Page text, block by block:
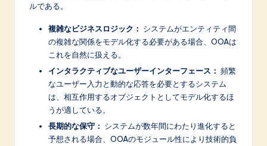
ルである。
複雑なビジネスロジック： システムがエンティティ間
の複雑な関係をモデル化する必要がある場合、OOAは
これを自然に扱える。
インタラクティブなユーザーインターフェース： 頻繁
なユーザー入力と動的な応答を必要とするシステム
は、相互作用するオブジェクトとしてモデル化するほ
うが適している。
長期的な保守： システムが数年間にわたり進化すると
予想される場合、OOAのモジュール性により技術的負